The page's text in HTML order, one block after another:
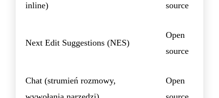
inline)
source
Next Edit Suggestions (NES)
Open
source
Chat (strumień rozmowy,
Open